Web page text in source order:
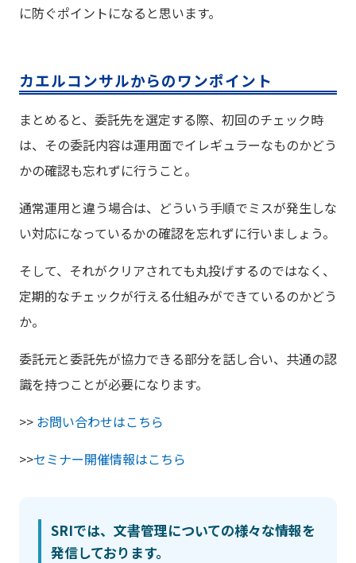
に防ぐポイントになると思います。
カエルコンサルからのワンポイント
まとめると、委託先を選定する際、初回のチェック時
は、その委託内容は運用面でイレギュラーなものかどう
かの確認も忘れずに行うこと。
通常運用と違う場合は、どういう手順でミスが発生しな
い対応になっているかの確認を忘れずに行いましょう。
そして、それがクリアされても丸投げするのではなく、
定期的なチェックが行える仕組みができているのかどう
か。
委託元と委託先が協力できる部分を話し合い、共通の認
識を持つことが必要になります。
>> お問い合わせはこちら
>>セミナー開催情報はこちら
SRIでは、文書管理についての様々な情報を
発信しております。